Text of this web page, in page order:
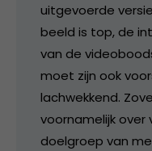
uitgevoerde
beeld is top, de
van de
moet zijn ook
lachwekkend.
voornamelijk
doelgroep van